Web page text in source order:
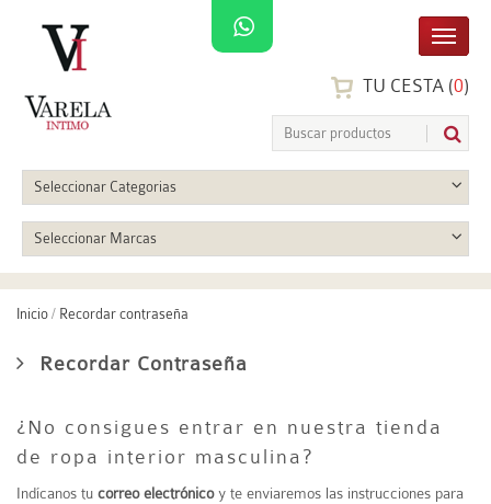
TU CESTA (0)
Seleccionar Categorias
Seleccionar Marcas
Inicio / Recordar contraseña
Recordar Contraseña
¿No consigues entrar en nuestra tienda
de ropa interior masculina?
Indícanos tu correo electrónicoy te enviaremos las instrucciones para